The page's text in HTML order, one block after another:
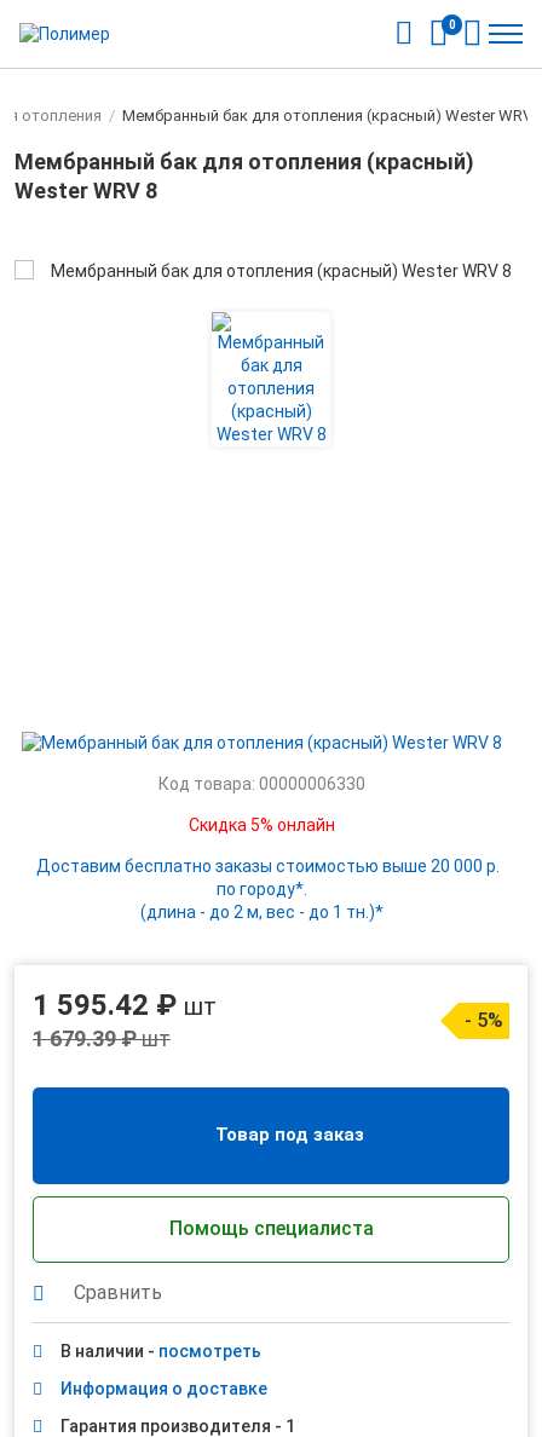
0
отопления / Мембранный бак для отопления (красный) Wester WRV
Мембранный бак для отопления (красный)
Wester WRV 8
Код товара: 00000006330
Скидка 5% онлайн
Доставим бесплатно заказы стоимостью выше 20 000 р.
по городу*.
(длина - до 2 м, вес - до 1 тн.)*
1 595.42 ₽ шт
1 679.39 ₽шт
- 5%
Товар под заказ
Помощь специалиста
Сравнить
В наличии - посмотреть
Информация о доставке
Гарантия производителя - 1